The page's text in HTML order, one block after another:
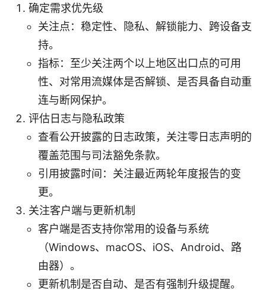
确定需求优先级
关注点：稳定性、隐私、解锁能力、跨设备支
持。
指标：至少关注两个以上地区出口点的可用
性、对常用流媒体是否解锁、是否具备自动重
连与断网保护。
评估日志与隐私政策
查看公开披露的日志政策，关注零日志声明的
覆盖范围与司法豁免条款。
引用披露时间：关注最近两轮年度报告的变
更。
关注客户端与更新机制
客户端是否支持你常用的设备与系统
（Windows、macOS、iOS、Android、路
由器）。
更新机制是否自动、是否有强制升级提醒。